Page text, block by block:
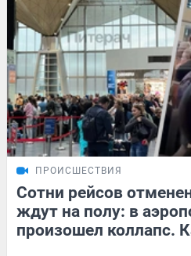
ПРОИСШЕСТВИЯ
Сотни рейсов
ждут на полу: в
произошел коллапс.